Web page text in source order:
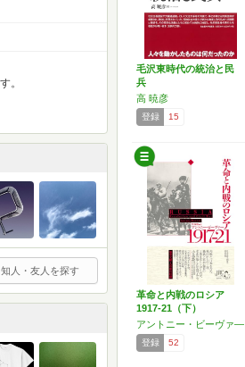
毛沢東時代の統治と民
兵
高 暁彦
登録 15
革命と内戦のロシア
1917-21（下）
アントニー・ビーヴァ―
登録 52
。
知人・友人を探す